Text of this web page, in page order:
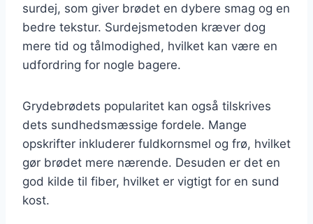
surdej, som giver brødet en dybere smag og en
bedre tekstur. Surdejsmetoden kræver dog
mere tid og tålmodighed, hvilket kan være en
udfordring for nogle bagere.
Grydebrødets popularitet kan også tilskrives
dets sundhedsmæssige fordele. Mange
opskrifter inkluderer fuldkornsmel og frø, hvilket
gør brødet mere nærende. Desuden er det en
god kilde til fiber, hvilket er vigtigt for en sund
kost.